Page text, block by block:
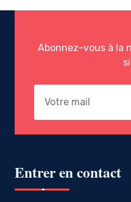
Abonnez-vous à la
Entrer en contact